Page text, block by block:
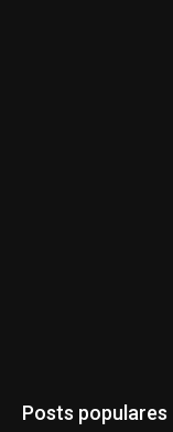
Posts populares